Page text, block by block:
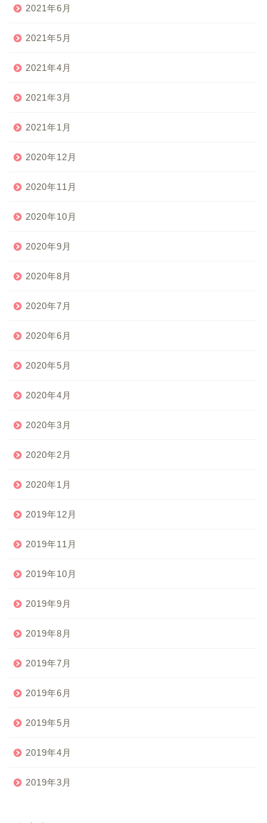
2021年6月
2021年5月
2021年4月
2021年3月
2021年1月
2020年12月
2020年11月
2020年10月
2020年9月
2020年8月
2020年7月
2020年6月
2020年5月
2020年4月
2020年3月
2020年2月
2020年1月
2019年12月
2019年11月
2019年10月
2019年9月
2019年8月
2019年7月
2019年6月
2019年5月
2019年4月
2019年3月